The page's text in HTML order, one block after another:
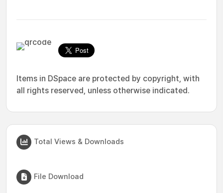
Items in DSpace are protected by copyright, with
all rights reserved, unless otherwise indicated.
Total Views & Downloads
File Download